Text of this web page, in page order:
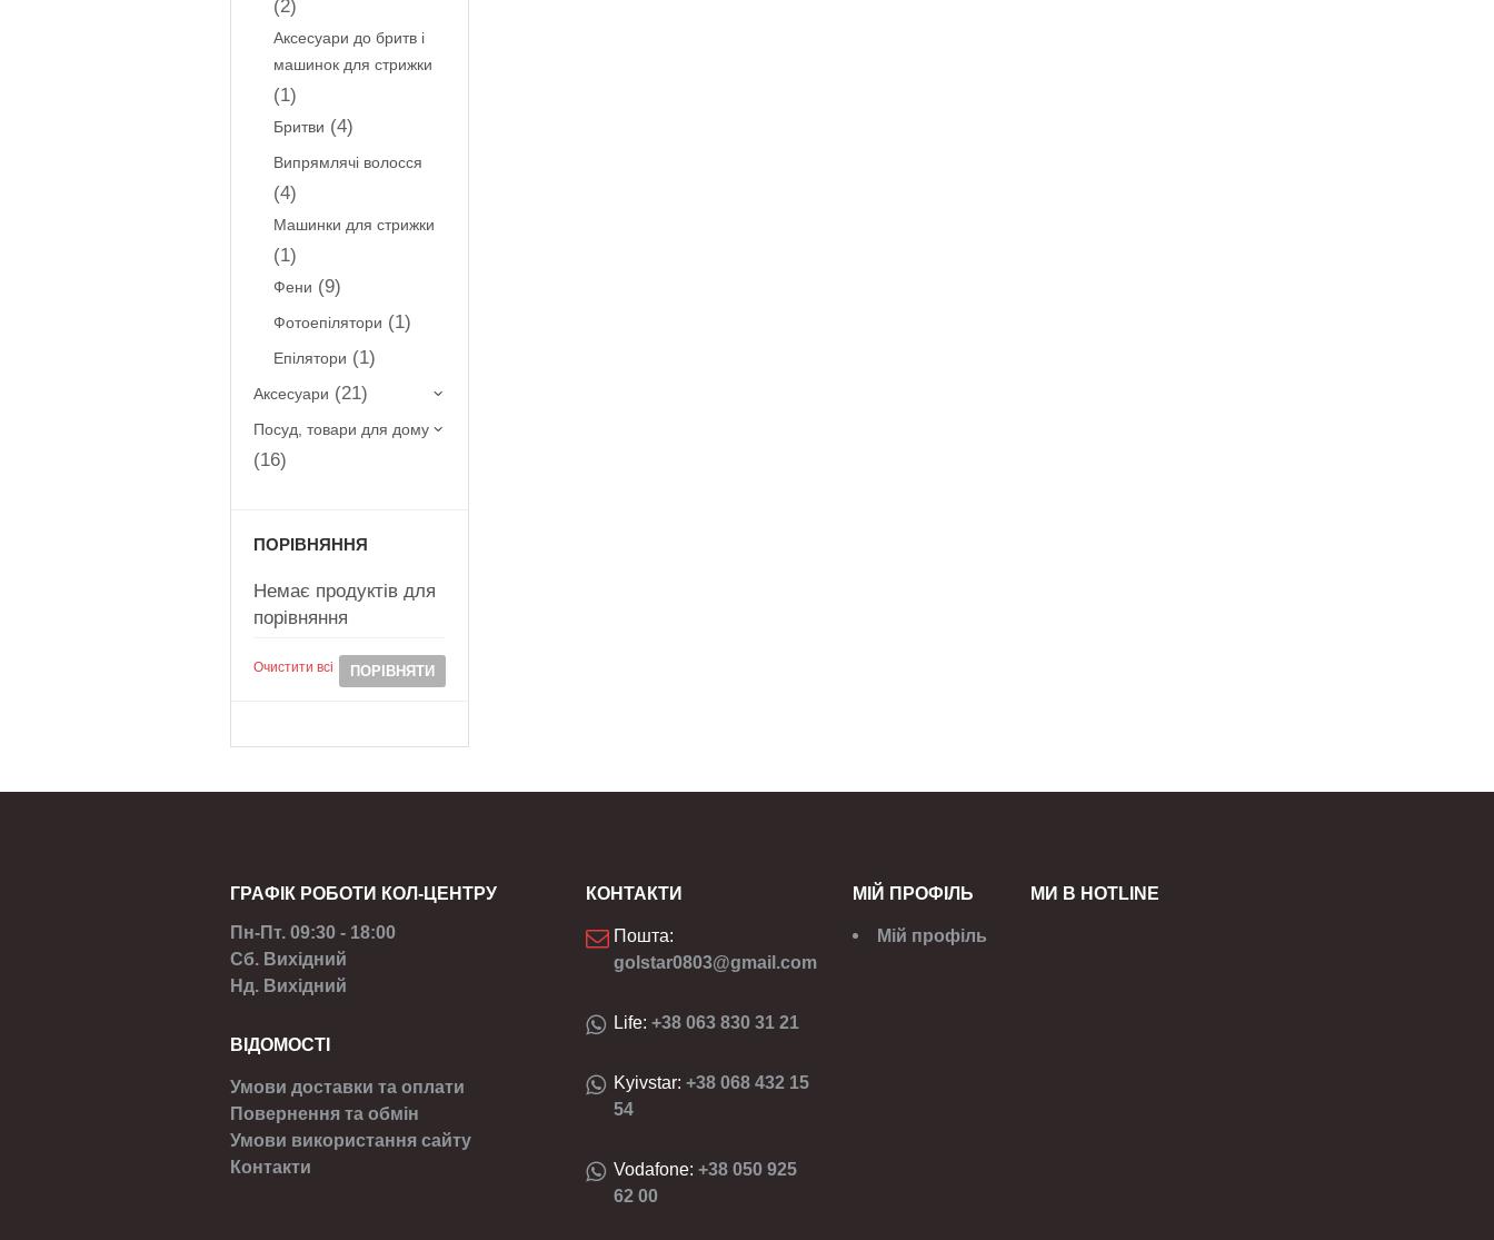
(2)
Аксесуари до бритв і
машинок для стрижки
(1)
Бритви (4)
Випрямлячі волосся
(4)
Машинки для стрижки
(1)
Фени (9)
Фотоепілятори (1)
Епілятори (1)
Аксесуари (21)
Посуд, товари для дому
(16)
ПОРІВНЯННЯ
Немає продуктів для
порівняння
Очистити всі ПОРІВНЯТИ
ГРАФІК РОБОТИ КОЛ-ЦЕНТРУ
Пн-Пт. 09:30 - 18:00
Сб. Вихідний
Нд. Вихідний
ВІДОМОСТІ
Умови доставки та оплати
Повернення та обмін
Умови використання сайту
Контакти
КОНТАКТИ
Пошта:
golstar0803@gmail.com
Life: +38 063 830 31 21
Kyivstar: +38 068 432 15
54
Vodafone: +38 050 925
62 00
МІЙ ПРОФІЛЬ
Мій профіль
МИ В HOTLINE